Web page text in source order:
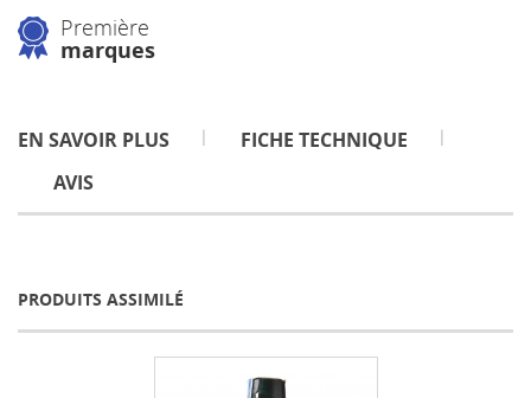
Première
marques
EN SAVOIR PLUS
FICHE TECHNIQUE
AVIS
PRODUITS ASSIMILÉ